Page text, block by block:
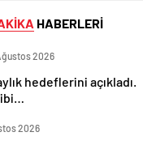
HABERLERİ
2026
hedeflerini açıkladı.
2026